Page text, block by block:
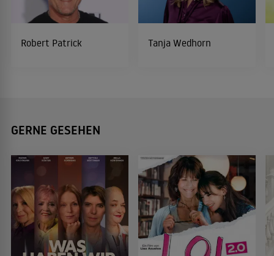
Robert Patrick Tanja Wedhorn
GERNE GESEHEN